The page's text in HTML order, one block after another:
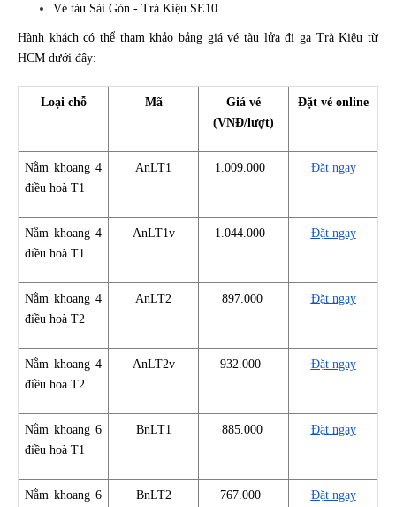
Vé tàu Sài Gòn - Trà Kiệu SE10
Hành khách có thể tham khảo bảng giá vé tàu lửa đi ga Trà Kiệu từ
HCM dưới đây:
Loại chỗ Mã
Giá vé
(VNĐ/lượt)
Đặt vé online
Nằm khoang 4
điều hoà T1
AnLT1 1.009.000 Đặt ngay
Nằm khoang 4
điều hoà T1
AnLT1v 1.044.000 Đặt ngay
Nằm khoang 4
điều hoà T2
AnLT2 897.000 Đặt ngay
Nằm khoang 4
điều hoà T2
AnLT2v 932.000 Đặt ngay
Nằm khoang 6
điều hoà T1
BnLT1 885.000 Đặt ngay
Nằm khoang 6
BnLT2 767.000 Đặt ngay